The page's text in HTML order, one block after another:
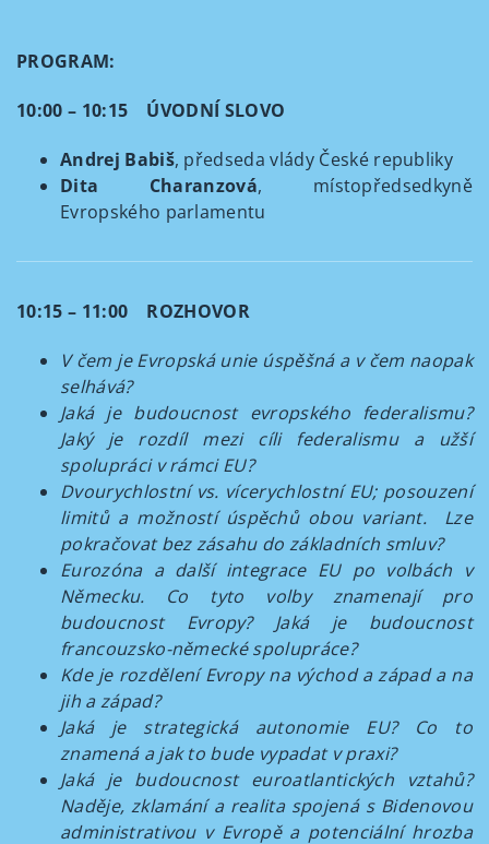
PROGRAM:
10:00 – 10:15 ÚVODNÍ SLOVO
Andrej Babiš, předseda vlády České republiky
Dita Charanzová, místopředsedkyně
Evropského parlamentu
10:15 – 11:00 ROZHOVOR
V čem je Evropská unie úspěšná a v čem naopak
selhává?
Jaká je budoucnost evropského federalismu?
Jaký je rozdíl mezi cíli federalismu a užší
spolupráci v rámci EU?
Dvourychlostní vs. vícerychlostní EU; posouzení
limitů a možností úspěchů obou variant. Lze
pokračovat bez zásahu do základních smluv?
Eurozóna a další integrace EU po volbách v
Německu. Co tyto volby znamenají pro
budoucnost Evropy? Jaká je budoucnost
francouzsko-německé spolupráce?
Kde je rozdělení Evropy na východ a západ a na
jih a západ?
Jaká je strategická autonomie EU? Co to
znamená a jak to bude vypadat v praxi?
Jaká je budoucnost euroatlantických vztahů?
Naděje, zklamání a realita spojená s Bidenovou
administrativou v Evropě a potenciální hrozba